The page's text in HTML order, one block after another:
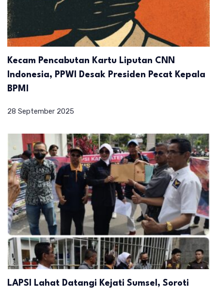
Kecam Pencabutan Kartu Liputan CNN
Indonesia, PPWI Desak Presiden Pecat Kepala
BPMI
28 September 2025
LAPSI Lahat Datangi Kejati Sumsel, Soroti